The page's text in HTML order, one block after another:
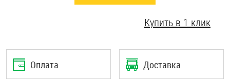
Штифты и пальцы
Купить в 1 клик
Оплата Доставка